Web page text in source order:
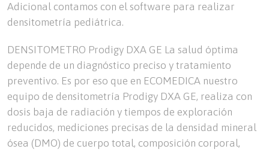
Adicional contamos con el software para realizar
densitometría pediátrica.
DENSITOMETRO Prodigy DXA GE La salud óptima
depende de un diagnóstico preciso y tratamiento
preventivo. Es por eso que en ECOMEDICA nuestro
equipo de densitometría Prodigy DXA GE, realiza con
dosis baja de radiación y tiempos de exploración
reducidos, mediciones precisas de la densidad mineral
ósea (DMO) de cuerpo total, composición corporal,